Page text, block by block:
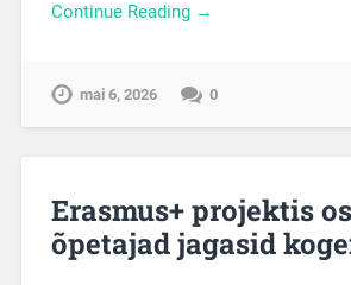
Continue Reading →
mai 6, 2026 0
Erasmus+ projektis
õpetajad jagasid